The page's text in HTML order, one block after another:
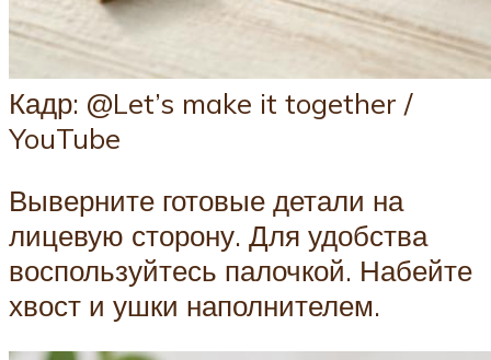
Кадр: @Let’s make it together /
YouTube
Выверните готовые детали на
лицевую сторону. Для удобства
воспользуйтесь палочкой. Набейте
хвост и ушки наполнителем.